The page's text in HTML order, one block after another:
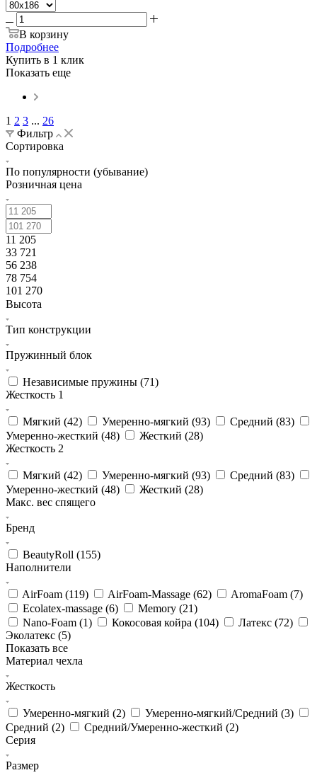
В корзину
Подробнее
Купить в 1 клик
Показать еще
1 2 3 ... 26
Фильтр
Сортировка
По популярности (убывание)
Розничная цена
11 205
33 721
56 238
78 754
101 270
Высота
Тип конструкции
Пружинный блок
Независимые пружины (71)
Жесткость 1
Мягкий (42) Умеренно-мягкий (93) Средний (83)
Умеренно-жесткий (48) Жесткий (28)
Жесткость 2
Мягкий (42) Умеренно-мягкий (93) Средний (83)
Умеренно-жесткий (48) Жесткий (28)
Макс. вес спящего
Бренд
BeautyRoll (155)
Наполнители
AirFoam (119) AirFoam-Massage (62) AromaFoam (7)
Ecolatex-massage (6) Memory (21)
Nano-Foam (1) Кокосовая койра (104) Латекс (72)
Эколатекс (5)
Показать все
Материал чехла
Жесткость
Умеренно-мягкий (2) Умеренно-мягкий/Средний (3)
Средний (2) Средний/Умеренно-жесткий (2)
Серия
Размер